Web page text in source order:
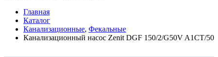
Главная
Каталог
Канализационные, Фекальные
Канализационный насос Zenit DGF 150/2/G50V A1CT/50